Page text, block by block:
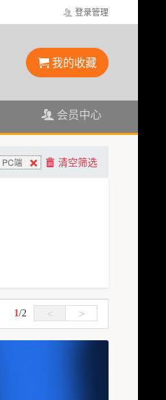
登录管理
我的收藏
会员中心
PC端 清空筛选
1/2 < >